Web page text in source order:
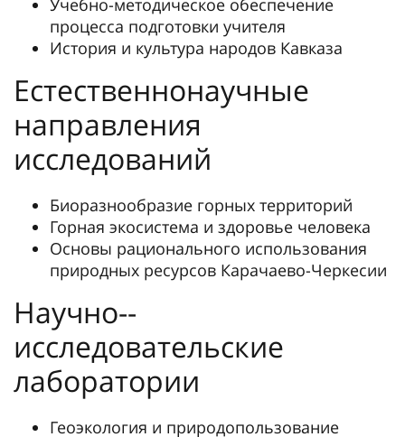
Учебно-методическое обеспечение
процесса подготовки учителя
История и культура народов Кавказа
Естественнонаучные
направления
исследований
Биоразнообразие горных территорий
Горная экосистема и здоровье человека
Основы рационального использования
природных ресурсов Карачаево-Черкесии
Научно-­
исследовательские
лаборатории
Геоэкология и природопользование